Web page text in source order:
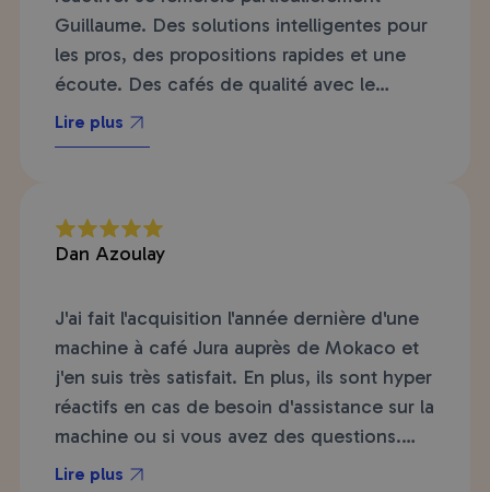
Guillaume. Des solutions intelligentes pour
les pros, des propositions rapides et une
écoute. Des cafés de qualité avec le
nécessaire pour l'entretien de la machine.
Bref je ne changerai pas car tout le monde
commande, la facturation sans faute. bref
allez y les yeux fermés vous ne serez jamais
Lire plus
Dan Azoulay
J'ai fait l'acquisition l'année dernière d'une
machine à café Jura auprès de Mokaco et
j'en suis très satisfait. En plus, ils sont hyper
réactifs en cas de besoin d'assistance sur la
machine ou si vous avez des questions.
J'achète aussi mon café en grains chez
Lire plus